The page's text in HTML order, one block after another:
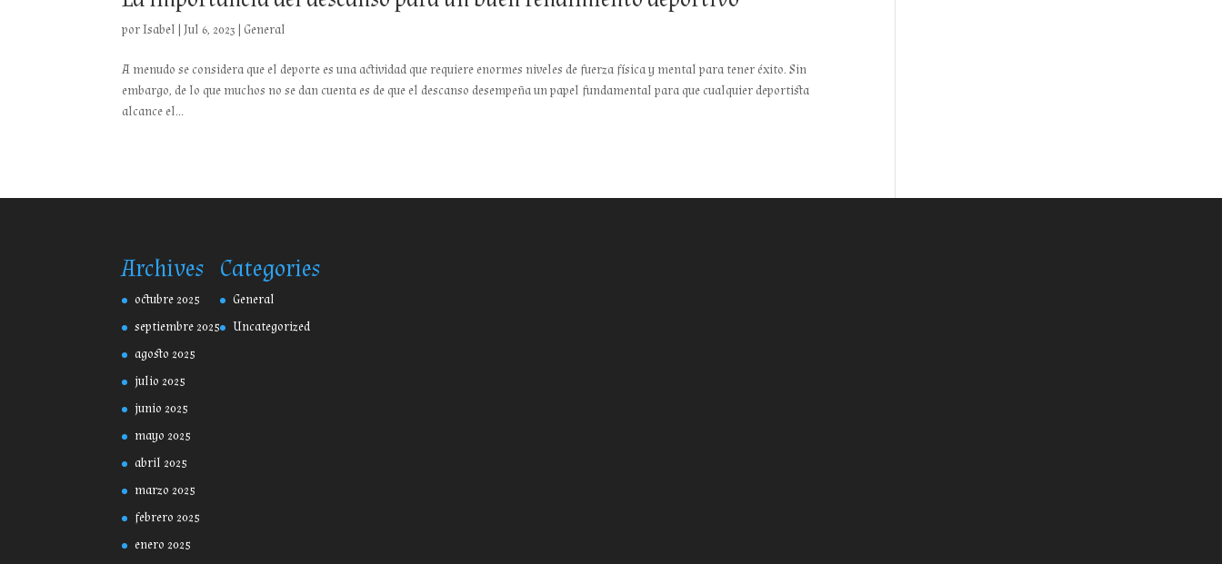
porIsabel |Jul 6, 2023 | General
A menudo se considera que el deporte es una actividad que requiere enormes niveles de fuerza física y mental para tener éxito. Sin
embargo, de lo que muchos no se dan cuenta es de que el descanso desempeña un papel fundamental para que cualquier deportista
alcance el...
Archives
octubre 2025
septiembre 2025
agosto 2025
julio 2025
junio 2025
mayo 2025
abril 2025
marzo 2025
febrero 2025
enero 2025
Categories
General
Uncategorized